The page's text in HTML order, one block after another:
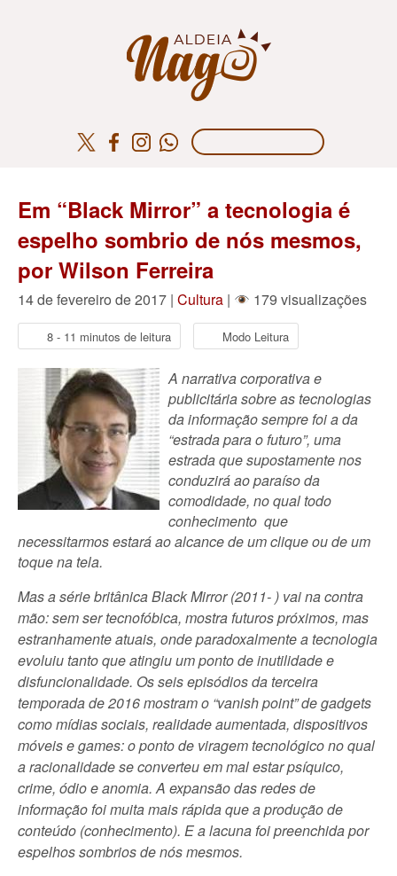
Em “Black Mirror” a tecnologia é
espelho sombrio de nós mesmos,
por Wilson Ferreira
14 de fevereiro de 2017 | Cultura | 179 visualizações
8 - 11 minutos de leitura Modo Leitura
A narrativa corporativa e
publicitária sobre as tecnologias
da informação sempre foi a da
“estrada para o futuro”, uma
estrada que supostamente nos
conduzirá ao paraíso da
comodidade, no qual todo
conhecimento que
necessitarmos estará ao alcance de um clique ou de um
toque na tela.
Mas a série britânica Black Mirror (2011- ) vai na contra
mão: sem ser tecnofóbica, mostra futuros próximos, mas
estranhamente atuais, onde paradoxalmente a tecnologia
evoluiu tanto que atingiu um ponto de inutilidade e
disfuncionalidade. Os seis episódios da terceira
temporada de 2016 mostram o “vanish point” de gadgets
como mídias sociais, realidade aumentada, dispositivos
móveis e games: o ponto de viragem tecnológico no qual
a racionalidade se converteu em mal estar psíquico,
crime, ódio e anomia. A expansão das redes de
informação foi muita mais rápida que a produção de
conteúdo (conhecimento). E a lacuna foi preenchida por
espelhos sombrios de nós mesmos.